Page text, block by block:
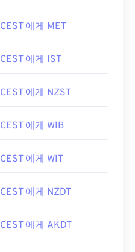
CEST 에게 MET
CEST 에게 IST
CEST 에게 NZST
CEST 에게 WIB
CEST 에게 WIT
CEST 에게 NZDT
CEST 에게 AKDT